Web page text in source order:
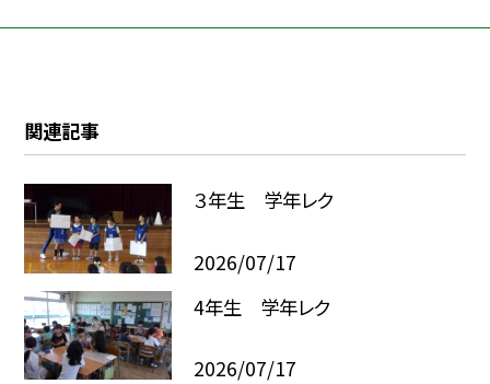
関連記事
３年生 学年レク
2026/07/17
4年生 学年レク
2026/07/17